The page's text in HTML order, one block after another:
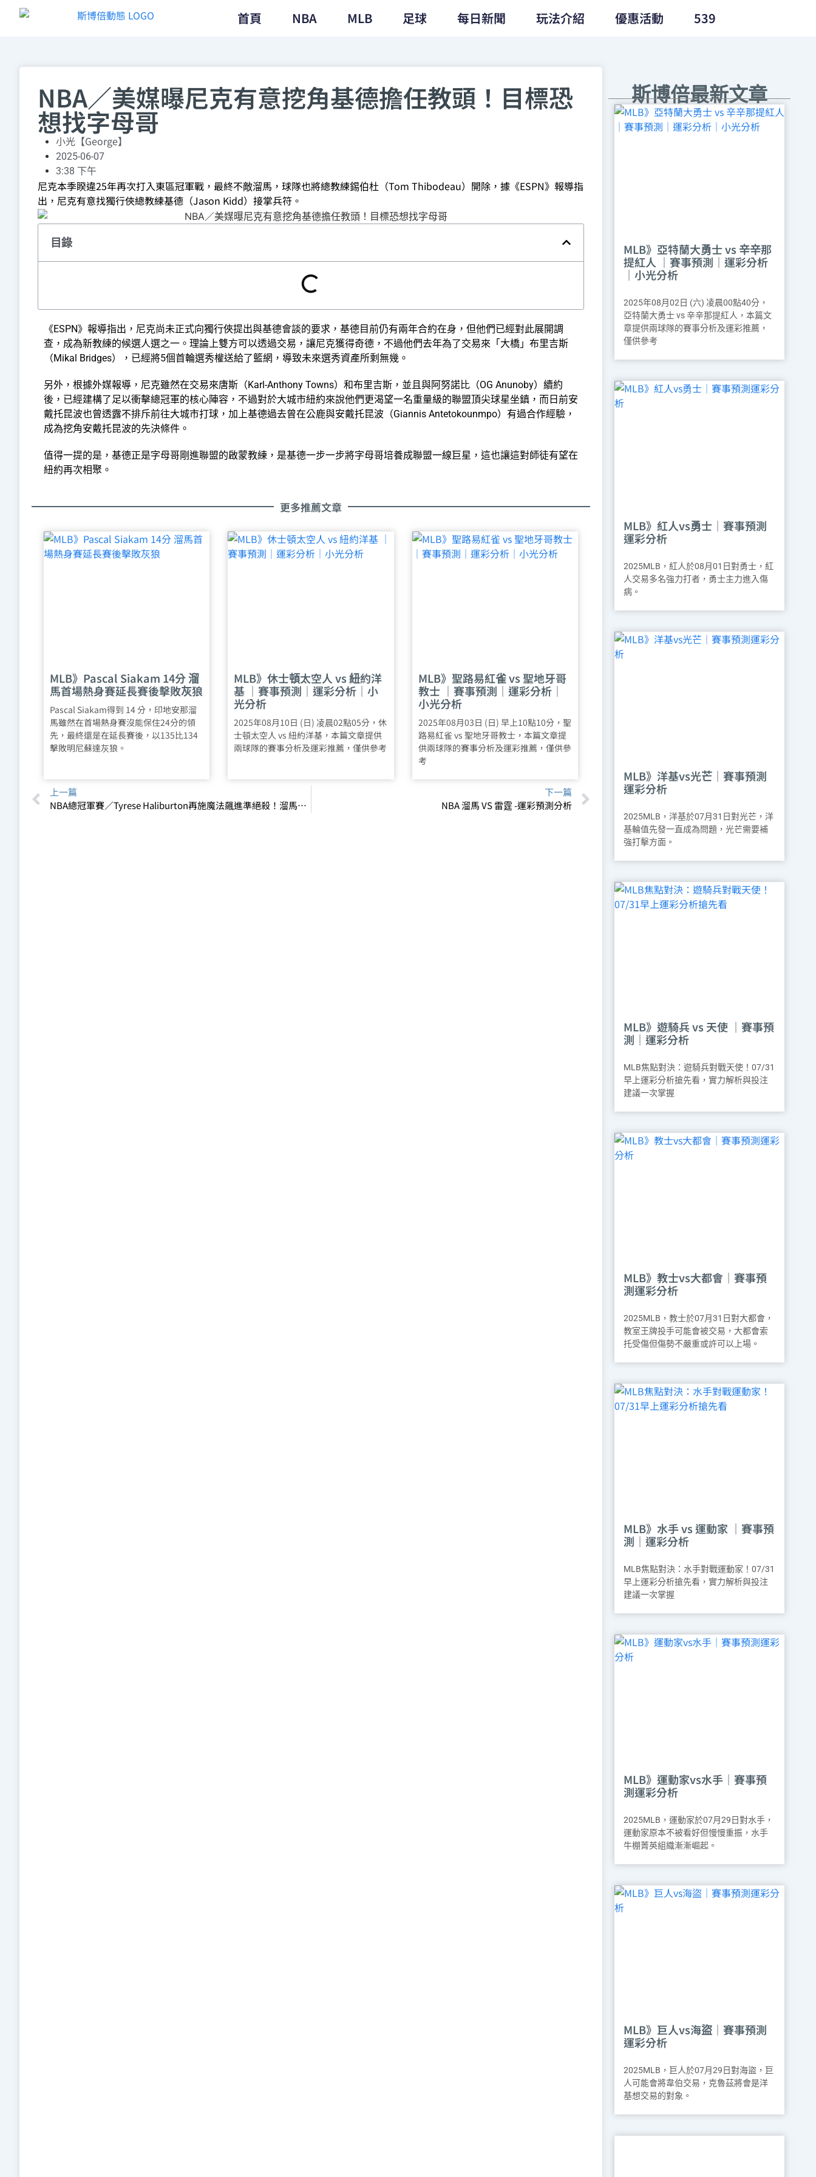
首頁 NBA MLB 足球 每日新聞 玩法介紹 優惠活動 539
NBA／美媒曝尼克有意挖角基德擔任教頭！目標恐
想找字母哥
小光【George】
2025-06-07
3:38 下午
尼克本季睽違25年再次打入東區冠軍戰，最終不敵溜馬，球隊也將總教練錫伯杜（Tom Thibodeau）開除，據《ESPN》報導指
出，尼克有意找獨行俠總教練基德（Jason Kidd）接掌兵符。
目錄
《ESPN》報導指出，尼克尚未正式向獨行俠提出與基德會談的要求，基德目前仍有兩年合約在身，但他們已經對此展開調
查，成為新教練的候選人選之一。理論上雙方可以透過交易，讓尼克獲得奇德，不過他們去年為了交易來「大橋」布里吉斯
（Mikal Bridges），已經將5個首輪選秀權送給了籃網，導致未來選秀資產所剩無幾。
另外，根據外媒報導，尼克雖然在交易來唐斯（Karl-Anthony Towns）和布里吉斯，並且與阿努諾比（OG Anunoby）續約
後，已經建構了足以衝擊總冠軍的核心陣容，不過對於大城市紐約來說他們更渴望一名重量級的聯盟頂尖球星坐鎮，而日前安
戴托昆波也曾透露不排斥前往大城市打球，加上基德過去曾在公鹿與安戴托昆波（Giannis Antetokounmpo）有過合作經驗，
成為挖角安戴托昆波的先決條件。
值得一提的是，基德正是字母哥剛進聯盟的啟蒙教練，是基德一步一步將字母哥培養成聯盟一線巨星，這也讓這對師徒有望在
紐約再次相聚。
更多推薦文章
MLB》Pascal Siakam 14分 溜
馬首場熱身賽延長賽後擊敗灰狼
Pascal Siakam得到 14 分，印地安那溜
馬雖然在首場熱身賽沒能保住24分的領
先，最終還是在延長賽後，以135比134
擊敗明尼蘇達灰狼。
MLB》休士頓太空人 vs 紐約洋
基 ｜賽事預測｜運彩分析｜小
光分析
2025年08月10日 (日) 凌晨02點05分，休
士頓太空人 vs 紐約洋基，本篇文章提供
兩球隊的賽事分析及運彩推薦，僅供參考
MLB》聖路易紅雀 vs 聖地牙哥
教士 ｜賽事預測｜運彩分析｜
小光分析
2025年08月03日 (日) 早上10點10分，聖
路易紅雀 vs 聖地牙哥教士，本篇文章提
供兩球隊的賽事分析及運彩推薦，僅供參
考
上一篇
NBA總冠軍賽／Tyrese Haliburton再施魔法飆進準絕殺！溜馬以1分差破雷霆主場
下一篇
NBA 溜馬 VS 雷霆 -運彩預測分析
斯博倍最新文章
MLB》亞特蘭大勇士 vs 辛辛那
提紅人 ｜賽事預測｜運彩分析
｜小光分析
2025年08月02日 (六) 凌晨00點40分，
亞特蘭大勇士 vs 辛辛那提紅人，本篇文
章提供兩球隊的賽事分析及運彩推薦，
僅供參考
MLB》紅人vs勇士｜賽事預測
運彩分析
2025MLB，紅人於08月01日對勇士，紅
人交易多名強力打者，勇士主力進入傷
病。
MLB》洋基vs光芒｜賽事預測
運彩分析
2025MLB，洋基於07月31日對光芒，洋
基輪值先發一直成為問題，光芒需要補
強打擊方面。
MLB》遊騎兵 vs 天使 ｜賽事預
測｜運彩分析
MLB焦點對決：遊騎兵對戰天使！07/31
早上運彩分析搶先看，實力解析與投注
建議一次掌握
MLB》教士vs大都會｜賽事預
測運彩分析
2025MLB，教士於07月31日對大都會，
教室王牌投手可能會被交易，大都會索
托受傷但傷勢不嚴重或許可以上場。
MLB》水手 vs 運動家 ｜賽事預
測｜運彩分析
MLB焦點對決：水手對戰運動家！07/31
早上運彩分析搶先看，實力解析與投注
建議一次掌握
MLB》運動家vs水手｜賽事預
測運彩分析
2025MLB，運動家於07月29日對水手，
運動家原本不被看好但慢慢重振，水手
牛棚菁英組織漸漸崛起。
MLB》巨人vs海盜｜賽事預測
運彩分析
2025MLB，巨人於07月29日對海盜，巨
人可能會將韋伯交易，克魯茲將會是洋
基想交易的對象。